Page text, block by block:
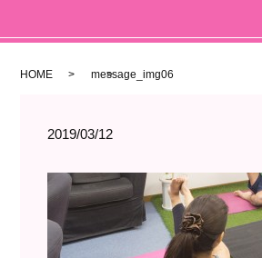
HOME message_img06
2019/03/12